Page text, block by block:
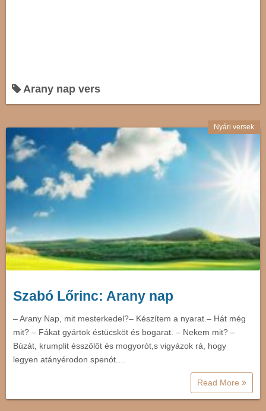
Arany nap vers
Nyári versek
Szabó Lőrinc: Arany nap
– Arany Nap, mit mesterkedel?– Készítem a nyarat.– Hát még
mit? – Fákat gyártok éstücsköt és bogarat. – Nekem mit? –
Búzát, krumplit ésszőlőt és mogyorót,s vigyázok rá, hogy
legyen atányérodon spenót.…
Read More